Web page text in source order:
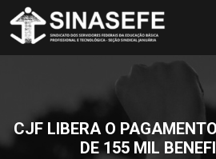
CJF LIBERA O
DE 155 MIL